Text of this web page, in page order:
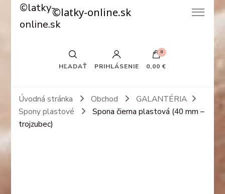
©latky-online.sk
HĽADAŤ PRIHLÁSENIE
0
0,00 €
Úvodná stránka Obchod
GALANTÉRIA
Spony plastové
Spona čierna plastová (40 mm –
trojzubec)